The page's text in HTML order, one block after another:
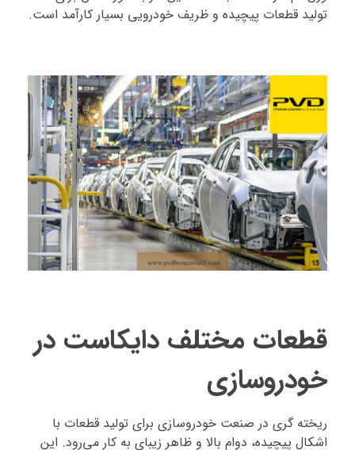
تولید قطعات پیچیده و ظریف خودرویی بسیار کارآمد است.
قطعات مختلف دایکاست در
خودروسازی
ریخته گری در صنعت خودروسازی برای تولید قطعات با
اشکال پیچیده، دوام بالا و ظاهر زیبای به کار می‌رود. این